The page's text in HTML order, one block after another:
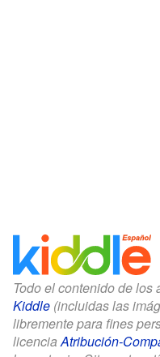
Todo el contenido de los
Kiddle (incluidas las
libremente para fines
licenciaAtribución-